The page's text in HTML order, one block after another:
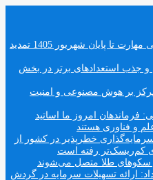
مهلت ثبت‌نام در مسابقات جهانی مهارت تا پایان شهریور 1405 تمدید
و جذب استعدادهای برتر در بخش
پوستر الکامپ ۲۹ با تمرکز بر هوش مصنوعی و امنیت
فرماندهان امروز ما اساتید
و فناوری هستند
خطرپذیر در کشور از
کم‌ریسک‌تر رفته است
سکوهای طلا متصل می‌شوند
ارائه تسهیلات سرمایه در گردش